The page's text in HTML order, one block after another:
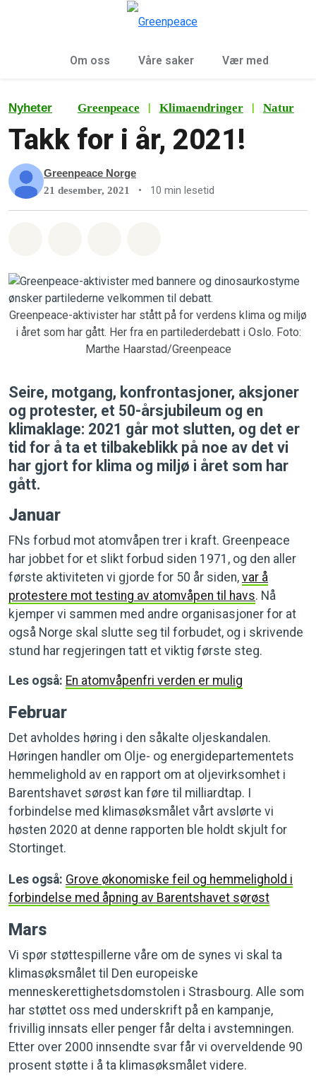
Om oss Våre saker Vær med
Nyheter Greenpeace | Klimaendringer | Natur
Takk for i år, 2021!
Greenpeace Norge
21 desember, 2021 • 10 min lesetid
Greenpeace-aktivister har stått på for verdens klima og miljø
i året som har gått. Her fra en partilederdebatt i Oslo. Foto:
Marthe Haarstad/Greenpeace
Seire, motgang, konfrontasjoner, aksjoner
og protester, et 50-årsjubileum og en
klimaklage: 2021 går mot slutten, og det er
tid for å ta et tilbakeblikk på noe av det vi
har gjort for klima og miljø i året som har
gått.
Januar
FNs forbud mot atomvåpen trer i kraft. Greenpeace
har jobbet for et slikt forbud siden 1971, og den aller
første aktiviteten vi gjorde for 50 år siden, var å
protestere mot testing av atomvåpen til havs. Nå
kjemper vi sammen med andre organisasjoner for at
også Norge skal slutte seg til forbudet, og i skrivende
stund har regjeringen tatt et viktig første steg.
Les også: En atomvåpenfri verden er mulig
Februar
Det avholdes høring i den såkalte oljeskandalen.
Høringen handler om Olje- og energidepartementets
hemmelighold av en rapport om at oljevirksomhet i
Barentshavet sørøst kan føre til milliardtap. I
forbindelse med klimasøksmålet vårt avslørte vi
høsten 2020 at denne rapporten ble holdt skjult for
Stortinget.
Les også: Grove økonomiske feil og hemmelighold i
forbindelse med åpning av Barentshavet sørøst
Mars
Vi spør støttespillerne våre om de synes vi skal ta
klimasøksmålet til Den europeiske
menneskerettighetsdomstolen i Strasbourg. Alle som
har støttet oss med underskrift på en kampanje,
frivillig innsats eller penger får delta i avstemningen.
Etter over 2000 innsendte svar får vi overveldende 90
prosent støtte i å ta klimasøksmålet videre.